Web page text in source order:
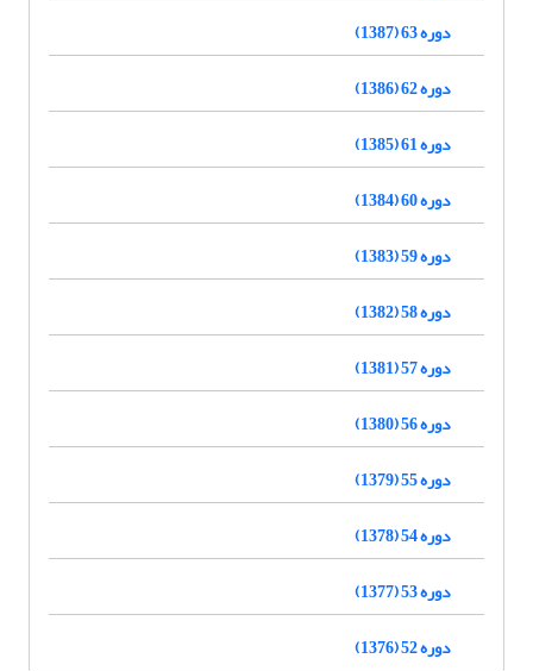
دوره 63 (1387)
دوره 62 (1386)
دوره 61 (1385)
دوره 60 (1384)
دوره 59 (1383)
دوره 58 (1382)
دوره 57 (1381)
دوره 56 (1380)
دوره 55 (1379)
دوره 54 (1378)
دوره 53 (1377)
دوره 52 (1376)